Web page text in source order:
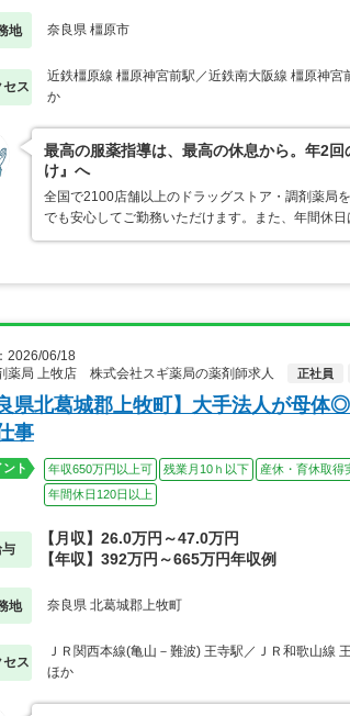
地 奈良県 橿原市
セス
近鉄橿原線 橿原神宮前駅／近鉄南大阪線 橿原神
か
最高の服薬指導は、最高の休息から。年2
け』へ
全国で2100店舗以上のドラッグストア・調剤薬局
でも安心してご勤務いただけます。また、年間休
2026/06/18
薬局 上牧店 株式会社スギ薬局の薬剤師求人
正社員
良県北葛城郡上牧町】大手法人が母
事
ト 年収650万円以上可 残業月10ｈ以下 産休・育休取得
年間休日120日以上
【月収】26.0万円～47.0万円
【年収】392万円～665万円年収例
地 奈良県 北葛城郡上牧町
セス
ＪＲ関西本線(亀山－難波) 王寺駅／ＪＲ和歌山線
ほか